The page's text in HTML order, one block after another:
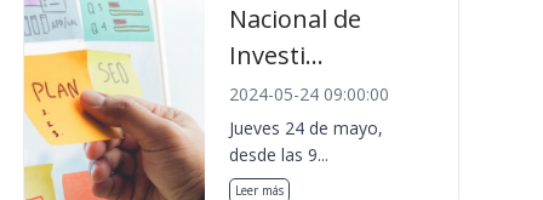
Nacional de
Investi...
2024-05-24 09:00:00
Jueves 24 de mayo,
desde las 9...
Leer más